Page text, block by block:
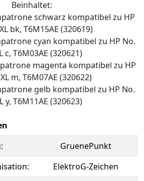
Beinhaltet:
schwarz kompatibel zu HP
bk, T6M15AE (320619)
cyan kompatibel zu HP No.
c, T6M03AE (320621)
magenta kompatibel zu HP
m, T6M07AE (320622)
gelb kompatibel zu HP No.
y, T6M11AE (320623)
GruenePunkt
ElektroG-Zeichen